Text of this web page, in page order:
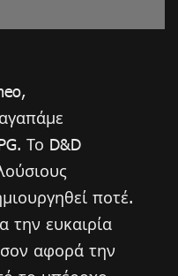
Το D&D
ποτέ.
την ευκαιρία
αφορά την